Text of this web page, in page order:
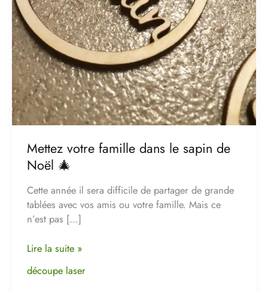
Mettez votre famille dans le sapin de
Noël 🎄
Cette année il sera difficile de partager de grande
tablées avec vos amis ou votre famille. Mais ce
n’est pas […]
Lire la suite »
découpe laser